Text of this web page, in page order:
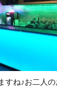
すね♪お二人